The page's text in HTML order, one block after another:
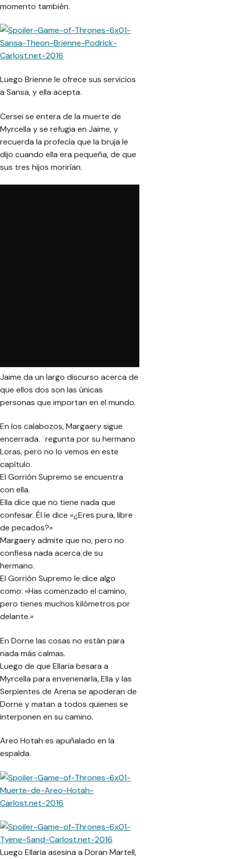
momento también.
Luego Brienne le ofrece sus servicios
a Sansa, y ella acepta.
Cersei se entera de la muerte de
Myrcella y se refugia en Jaime, y
recuerda la profecía que la bruja le
dijo cuando ella era pequeña, de que
sus tres hijos morirían.
Jaime da un largo discurso acerca de
que ellos dos son las únicas
personas que importan en el mundo.
En los calabozos, Margaery sigue
encerrada. ¨regunta por su hermano
Loras, pero no lo vemos en este
capítulo.
El Gorrión Supremo se encuentra
con ella.
Ella dice que no tiene nada que
confesar. Él le dice «¿Eres pura, libre
de pecados?»
Margaery admite que no, pero no
confiesa nada acerca de su
hermano.
El Gorrión Supremo le dice algo
como: «Has comenzado el camino,
pero tienes muchos kilómetros por
delante.»
En Dorne las cosas no están para
nada más calmas.
Luego de que Ellaria besara a
Myrcella para envenenarla, Ella y las
Serpientes de Arena se apoderan de
Dorne y matan a todos quienes se
interponen en su camino.
Areo Hotah es apuñalado en la
espalda.
Luego Ellaria asesina a Doran Martell,